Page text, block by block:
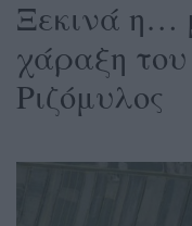
Ξεκινά η…
χάραξη
Ριζόμυλος